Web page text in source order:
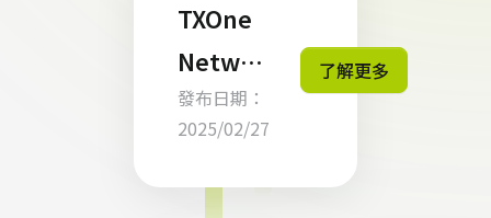
能
洲工業
網路安
全
TXOne
Networ
ks 安全
平台
SageO
發布日期：
2025/02/27
了解更多